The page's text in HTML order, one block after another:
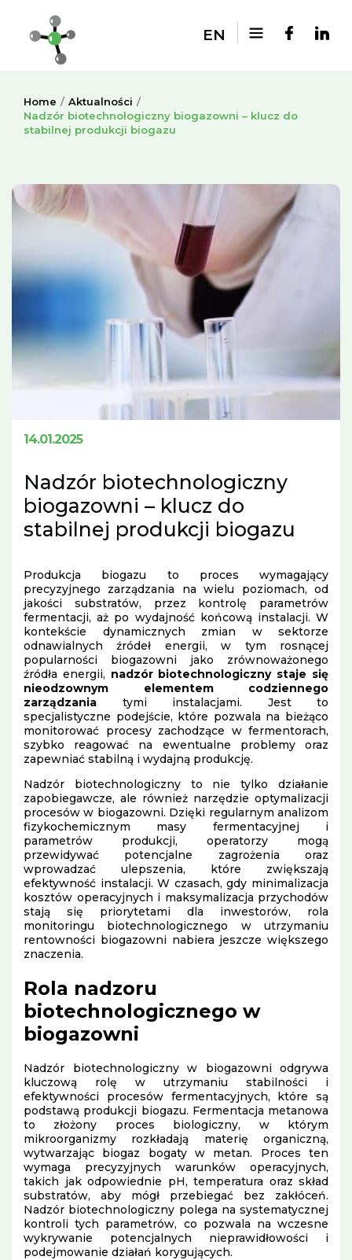
EN
Home
Aktualności
Nadzór biotechnologiczny biogazowni – klucz do
stabilnej produkcji biogazu
14.01.2025
Nadzór biotechnologiczny
biogazowni – klucz do
stabilnej produkcji biogazu
Produkcja biogazu to proces wymagający
precyzyjnego zarządzania na wielu poziomach, od
jakości substratów, przez kontrolę parametrów
fermentacji, aż po wydajność końcową instalacji. W
kontekście dynamicznych zmian w sektorze
odnawialnych źródeł energii, w tym rosnącej
popularności biogazowni jako zrównoważonego
źródła energii, nadzór biotechnologiczny staje się
nieodzownym elementem codziennego
zarządzania tymi instalacjami. Jest to
specjalistyczne podejście, które pozwala na bieżąco
monitorować procesy zachodzące w fermentorach,
szybko reagować na ewentualne problemy oraz
zapewniać stabilną i wydajną produkcję.
Nadzór biotechnologiczny to nie tylko działanie
zapobiegawcze, ale również narzędzie optymalizacji
procesów w biogazowni. Dzięki regularnym analizom
fizykochemicznym masy fermentacyjnej i
parametrów produkcji, operatorzy mogą
przewidywać potencjalne zagrożenia oraz
wprowadzać ulepszenia, które zwiększają
efektywność instalacji. W czasach, gdy minimalizacja
kosztów operacyjnych i maksymalizacja przychodów
stają się priorytetami dla inwestorów, rola
monitoringu biotechnologicznego w utrzymaniu
rentowności biogazowni nabiera jeszcze większego
znaczenia.
Rola nadzoru
biotechnologicznego w
biogazowni
Nadzór biotechnologiczny w biogazowni odgrywa
kluczową rolę w utrzymaniu stabilności i
efektywności procesów fermentacyjnych, które są
podstawą produkcji biogazu. Fermentacja metanowa
to złożony proces biologiczny, w którym
mikroorganizmy rozkładają materię organiczną,
wytwarzając biogaz bogaty w metan. Proces ten
wymaga precyzyjnych warunków operacyjnych,
takich jak odpowiednie pH, temperatura oraz skład
substratów, aby mógł przebiegać bez zakłóceń.
Nadzór biotechnologiczny polega na systematycznej
kontroli tych parametrów, co pozwala na wczesne
wykrywanie potencjalnych nieprawidłowości i
podejmowanie działań korygujących.